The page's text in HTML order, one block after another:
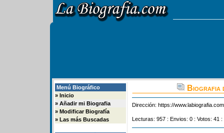
Menú Biográfico
» Inicio
» Añadir mi Biografia
» Modificar Biografía
» Las más Buscadas
Biografia
Dirección: https://
Lecturas: 957 : Envios: 0 : Votos: 41